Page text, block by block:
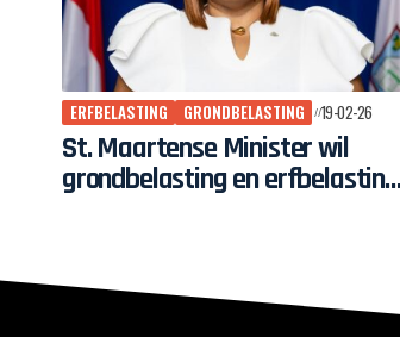
ERFBELASTING GRONDBELASTING 19-02-26
St. Maartense Minister wil
grondbelasting en erfbelasting